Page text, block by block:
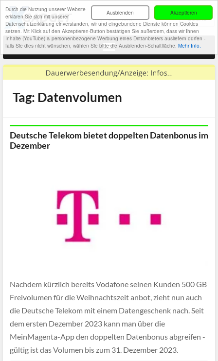
Akzeptieren
Ausblenden
Durch die Nutzung unserer Website
erklären Sie sich mit unserer
Datenschutzerklärung einverstanden, wir und eingebundene Dienste können Cookies
setzen. Mit Klick auf den Akzeptieren-Button bestätigen Sie außerdem, dass wir Ihnen
Inhalte (YouTube) & personenbezogene Werbung eines Drittanbieters ausliefern dürfen -
falls Sie dies nicht wünschen, wählen Sie bitte die Ausblenden-Schaltfläche. Mehr Info.
Tag: Datenvolumen
Deutsche Telekom bietet doppelten Datenbonus im
Dezember
Nachdem kürzlich bereits Vodafone seinen Kunden 500 GB
Freivolumen für die Weihnachtszeit anbot, zieht nun auch
die Deutsche Telekom mit einem Datengeschenk nach. Seit
dem ersten Dezember 2023 kann man über die
MeinMagenta-App den doppelten Datenbonus abgreifen -
gültig ist das Volumen bis zum 31. Dezember 2023.